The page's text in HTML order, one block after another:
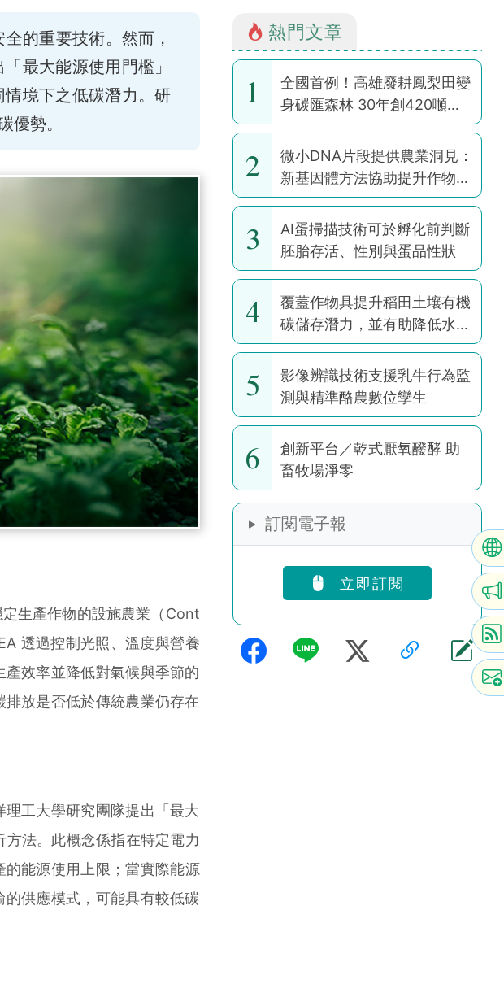
的重要技術。然而，
最大能源使用門檻」
境下之低碳潛力。研
優勢。
生產作物的設施農業（Cont
透過控制光照、溫度與營養
效率並降低對氣候與季節的
放是否低於傳統農業仍存在
工大學研究團隊提出「最大
法。此概念係指在特定電力
能源使用上限；當實際能源
供應模式，可能具有較低碳
熱門文章
1
全國首例！高雄廢耕鳳梨田變
身碳匯森林 30年創420噸碳
權
2
微小DNA片段提供農業洞見：
新基因體方法協助提升作物韌
性
3
AI蛋掃描技術可於孵化前判斷
胚胎存活、性別與蛋品性狀
4
覆蓋作物具提升稻田土壤有機
碳儲存潛力，並有助降低水稻
耕作全球暖化潛勢
5
影像辨識技術支援乳牛行為監
測與精準酪農數位孿生
6
創新平台／乾式厭氧醱酵 助
畜牧場淨零
訂閱電子報
立即訂閱